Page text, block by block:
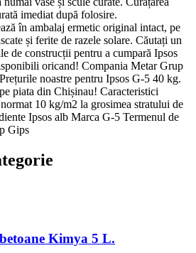
imediat după folosire.
în ambalaj ermetic original intact, pe
și ferite de razele solare. Căutați un
de construcții pentru a cumpară Ipsos
oricand! Compania Metar Grup
noastre pentru Ipsos G-5 40 kg.
piata din Chișinau! Caracteristici
10 kg/m2 la grosimea stratului de
Ipsos alb Marca G-5 Termenul de
Gips
Kimya 5 L.